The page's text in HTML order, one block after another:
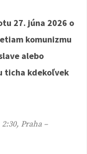
27. júna 2026 o
komunizmu
alebo
ticha kdekoľvek
Praha –